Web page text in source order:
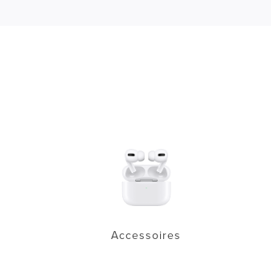
Accessoires